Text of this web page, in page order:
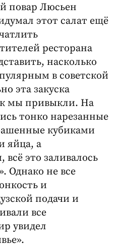
повар Люсьен
этот салат ещё
ресторана
насколько
в советской
эта закуска
мы привыкли. На
тонко нарезанные
кубиками
яйца, а
это заливалось
Однако не все
и
подачи и
все
увидел